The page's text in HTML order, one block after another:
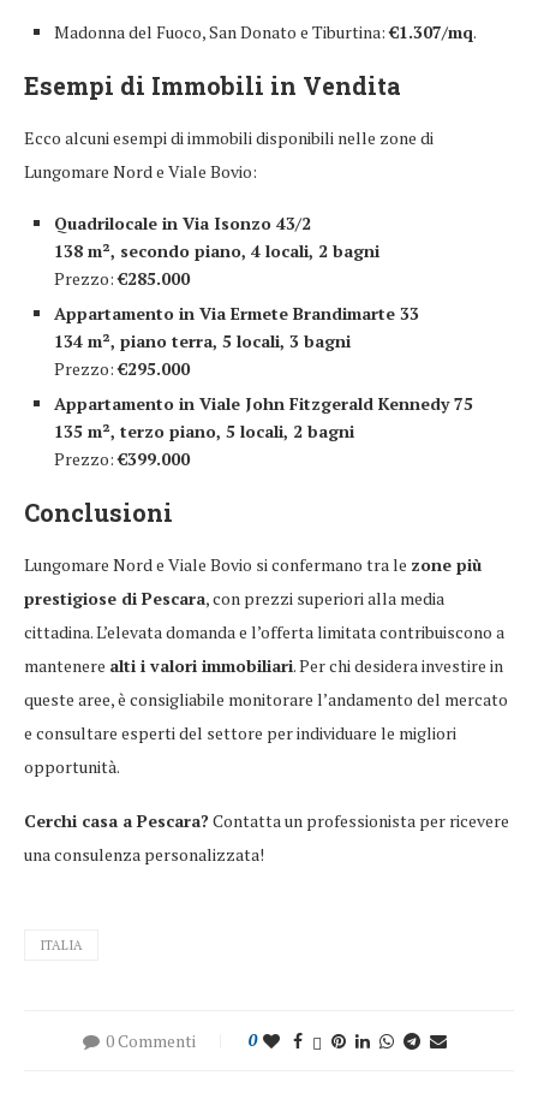
Madonna del Fuoco, San Donato e Tiburtina:€1.307/mq.
Esempi di Immobili in Vendita
Ecco alcuni esempi di immobili disponibili nelle zone di
Lungomare Nord e Viale Bovio:
Quadrilocale in Via Isonzo 43/2
138 m², secondo piano, 4 locali, 2 bagni
Prezzo:€285.000
Appartamento in Via Ermete Brandimarte 33
134 m², piano terra, 5 locali, 3 bagni
Prezzo:€295.000
Appartamento in Viale John Fitzgerald Kennedy 75
135 m², terzo piano, 5 locali, 2 bagni
Prezzo:€399.000
Conclusioni
Lungomare Nord e Viale Bovio si confermano tra le zone più
prestigiose di Pescara, con prezzi superiori alla media
cittadina. L’elevata domanda e l’offerta limitata contribuiscono a
mantenere alti i valori immobiliari. Per chi desidera investire in
queste aree, è consigliabile monitorare l’andamento del mercato
e consultare esperti del settore per individuare le migliori
opportunità.
Cerchi casa a Pescara? Contatta un professionista per ricevere
una consulenza personalizzata!
ITALIA
0 Commenti 0